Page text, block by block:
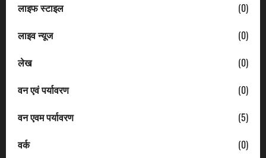
लाइफ स्टाइल
(0)
लाइव न्यूज
(0)
लेख
(0)
वन एवं पर्यावरण
(0)
वन एवम पर्यावरण
(5)
वर्क
(0)